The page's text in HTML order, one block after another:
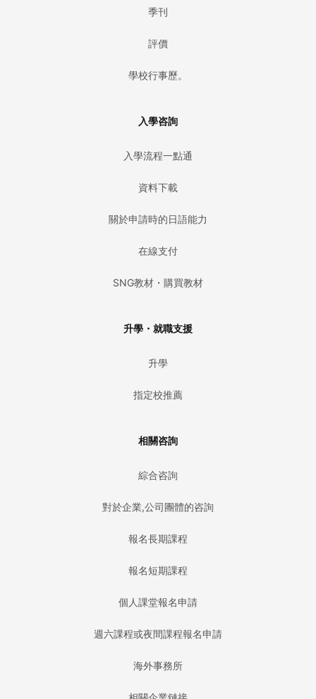
季刊
評價
學校行事歷。
入學咨詢
入學流程一點通
資料下載
關於申請時的日語能力
在線支付
SNG教材・購買教材
升學・就職支援
升學
指定校推薦
相關咨詢
綜合咨詢
對於企業,公司團體的咨詢
報名長期課程
報名短期課程
個人課堂報名申請
週六課程或夜間課程報名申請
海外事務所